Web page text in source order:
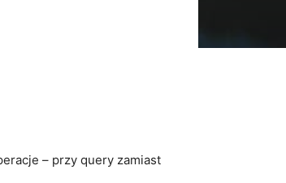
– przy query zamiast